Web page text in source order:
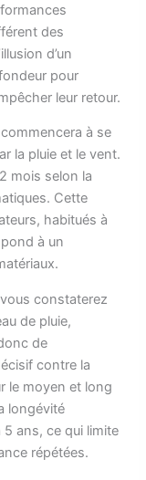
des
d’un
pour
leur retour.
à se
la pluie et le vent.
mois selon la
Cette
habitués à
à un
constaterez
de pluie,
de
contre la
le moyen et long
longévité
ans, ce qui limite
répétées.